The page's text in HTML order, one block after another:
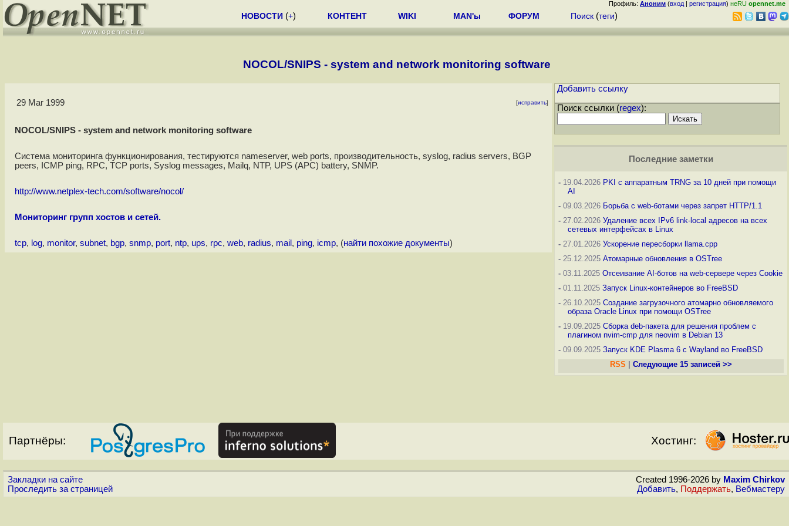
Профиль: Аноним (вход | регистрация) неRU opennet.me
НОВОСТИ (+) КОНТЕНТ WIKI MAN'ы ФОРУМ Поиск (теги)
NOCOL/SNIPS - system and network monitoring software
29 Mar 1999 [исправить]
NOCOL/SNIPS - system and network monitoring software
Система мониторинга функционирования, тестируются nameserver, web ports, производительность, syslog, radius servers, BGP
peers, ICMP ping, RPC, TCP ports, Syslog messages, Mailq, NTP, UPS (APC) battery, SNMP.
http://www.netplex-tech.com/software/nocol/
Мониторинг групп хостов и сетей.
tcp, log, monitor, subnet, bgp, snmp, port, ntp, ups, rpc, web, radius, mail , ping, icmp, (найти похожие документы)
Добавить ссылку
Поиск ссылки (regex):
Последние заметки
- 19.04.2026 PKI с аппаратным TRNG за 10 дней при помощи
AI
- 09.03.2026 Борьба с web-ботами через запрет HTTP/1.1
- 27.02.2026 Удаление всех IPv6 link-local адресов на всех
сетевых интерфейсах в Linux
- 27.01.2026 Ускорение пересборки llama.cpp
- 25.12.2025 Атомарные обновления в OSTree
- 03.11.2025 Отсеивание AI-ботов на web-сервере через Cookie
- 01.11.2025 Запуск Linux-контейнеров во FreeBSD
- 26.10.2025 Создание загрузочного атомарно обновляемого
образа Oracle Linux при помощи OSTree
- 19.09.2025 Сборка deb-пакета для решения проблем с
плагином nvim-cmp для neovim в Debian 13
- 09.09.2025 Запуск KDE Plasma 6 с Wayland во FreeBSD
RSS
Следующие 15 записей >>
Партнёры: Хостинг:
Закладки на сайте
Проследить за страницей
Created 1996-2026 by Maxim Chirkov
Добавить, Поддержать, Вебмастеру